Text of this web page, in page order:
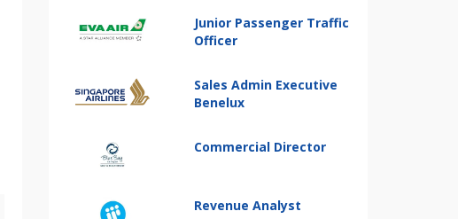
Junior Passenger Traffic
Officer
Sales Admin Executive
Benelux
Commercial Director
Revenue Analyst